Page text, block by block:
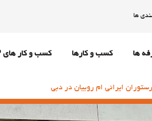
ها
ها کسب و کارها کسب و کار های VIP
رستوران ایرانی ام روبيان در دبی